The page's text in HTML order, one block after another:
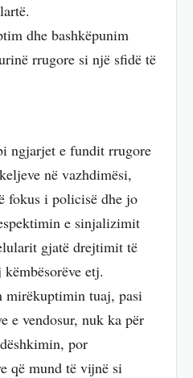
dhe bashkëpunim
rrugore si një sfidë të
ngjarjet e fundit rrugore
në vazhdimësi,
fokus i policisë dhe jo
e sinjalizimit
gjatë drejtimit të
etj.
mirëkuptimin tuaj, pasi
e vendosur, nuk ka për
por
që mund të vijnë si